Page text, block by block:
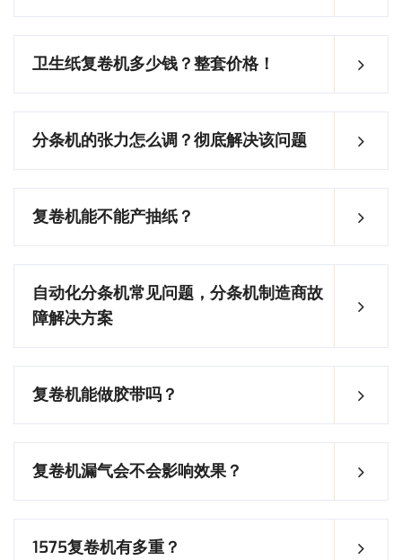
卫生纸复卷机多少钱？整套价格！
分条机的张力怎么调？彻底解决该问题
复卷机能不能产抽纸？
自动化分条机常见问题，分条机制造商故
障解决方案
复卷机能做胶带吗？
复卷机漏气会不会影响效果？
1575复卷机有多重？